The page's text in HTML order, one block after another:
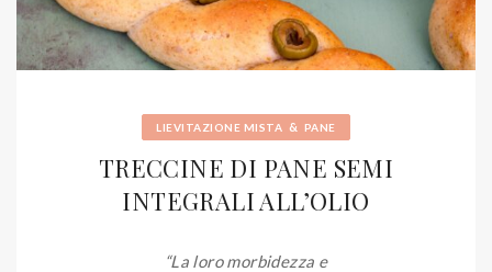
LIEVITAZIONE MISTA & PANE
TRECCINE DI PANE SEMI
INTEGRALI ALL’OLIO
“La loro morbidezza e